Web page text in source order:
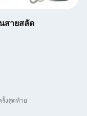
สายสลัด
รั้งสุดท้าย